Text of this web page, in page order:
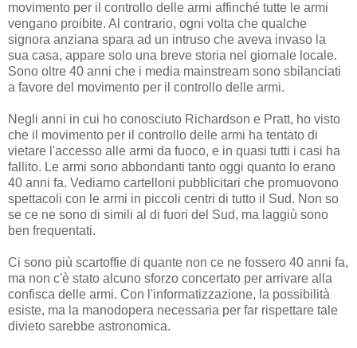
movimento per il controllo delle armi affinché tutte le armi
vengano proibite. Al contrario, ogni volta che qualche
signora anziana spara ad un intruso che aveva invaso la
sua casa, appare solo una breve storia nel giornale locale.
Sono oltre 40 anni che i media mainstream sono sbilanciati
a favore del movimento per il controllo delle armi.
Negli anni in cui ho conosciuto Richardson e Pratt, ho visto
che il movimento per il controllo delle armi ha tentato di
vietare l'accesso alle armi da fuoco, e in quasi tutti i casi ha
fallito. Le armi sono abbondanti tanto oggi quanto lo erano
40 anni fa. Vediamo cartelloni pubblicitari che promuovono
spettacoli con le armi in piccoli centri di tutto il Sud. Non so
se ce ne sono di simili al di fuori del Sud, ma laggiù sono
ben frequentati.
Ci sono più scartoffie di quante non ce ne fossero 40 anni fa,
ma non c'è stato alcuno sforzo concertato per arrivare alla
confisca delle armi. Con l'informatizzazione, la possibilità
esiste, ma la manodopera necessaria per far rispettare tale
divieto sarebbe astronomica.